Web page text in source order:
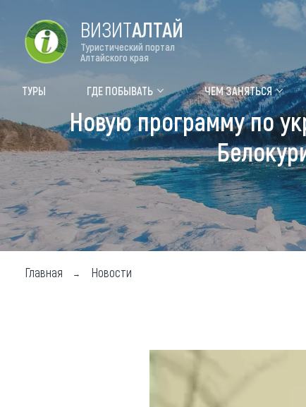
Форум VISIT ALTAI
Туры
ВИЗИТАЛТАЙ
Туристический портал
Алтайского края
ТУРЫ ГДЕ ПОБЫВАТЬ ЧЕМ ЗАНЯТЬСЯ
Новую программу по
Главная Новости